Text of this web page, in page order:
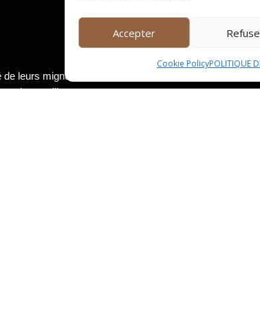
Accepter
Cookie PolicyPOLITIQUE
leurs mignardises. Vous pourrez déguster la
les papilles.